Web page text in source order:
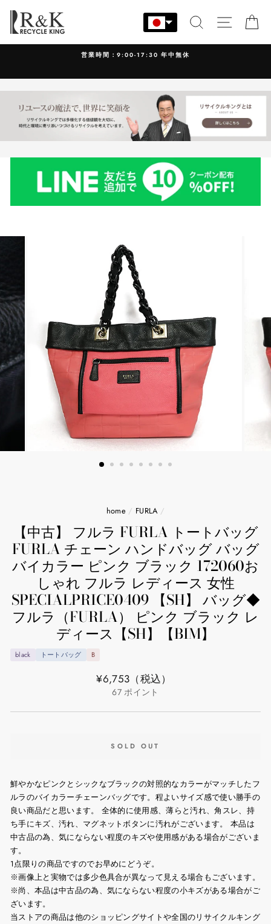
ン
す
検索 サイト
営業時間：9:00-17:30 年中無休
home / FURLA /
【中古】 フルラ FURLA トートバッグ
FURLA チェーン ハンドバッグ バッグ
バイカラー ピンク ブラック 172060お
しゃれ フルラ レディース 女性
SPECIALPRICE0409 【SH】 バッグ◆
フルラ（FURLA） ピンク ブラック レ
ディース【SH】【BIM】
black トートバッグ B
通
¥6,753 （税込）
67 ポイント
SOLD OUT
鮮やかなピンクとシックなブラックの対照的なカラーがマッチしたフ
ルラのバイカラーチェーンバッグです。程よいサイズ感で使い勝手の
良い商品だと思います。 全体的に使用感、薄らと汚れ、角スレ、持
ち手にキズ、汚れ、マグネットボタンに汚れがございます。 本品は
中古品の為、気にならない程度のキズや使用感がある場合がございま
す。
1点限りの商品ですのでお早めにどうぞ。
※画像上と実物では多少色具合が異なって見える場合もございます。
※尚、本品は中古品の為、気にならない程度の小キズがある場合がご
ざいます。
当ストアの商品は他のショッピングサイトや全国のリサイクルキング